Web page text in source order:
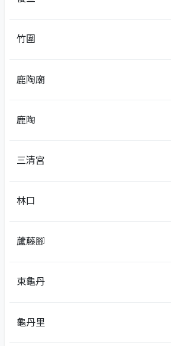
竹圍
鹿陶廟
鹿陶
三清宮
林口
蘆藤腳
東龜丹
龜丹里